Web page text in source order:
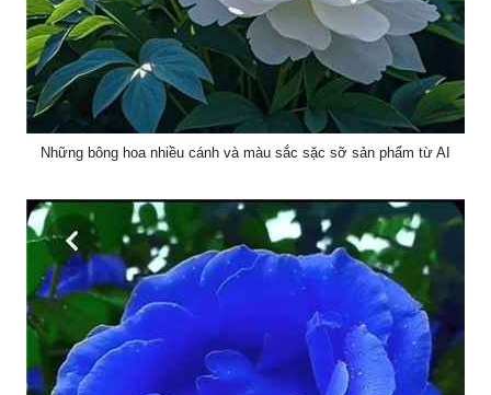
Những bông hoa nhiều cánh và màu sắc sặc sỡ sản phẩm từ AI